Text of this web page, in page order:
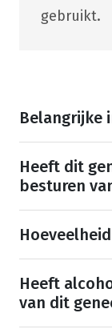
gebruikt.
Belangrijke
Heeft dit
besturen
Heeft
van dit